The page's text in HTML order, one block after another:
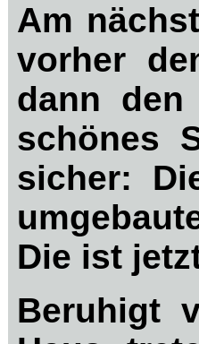
Am
vorher
dann
schönes
sicher:
Die ist
Beruhigt